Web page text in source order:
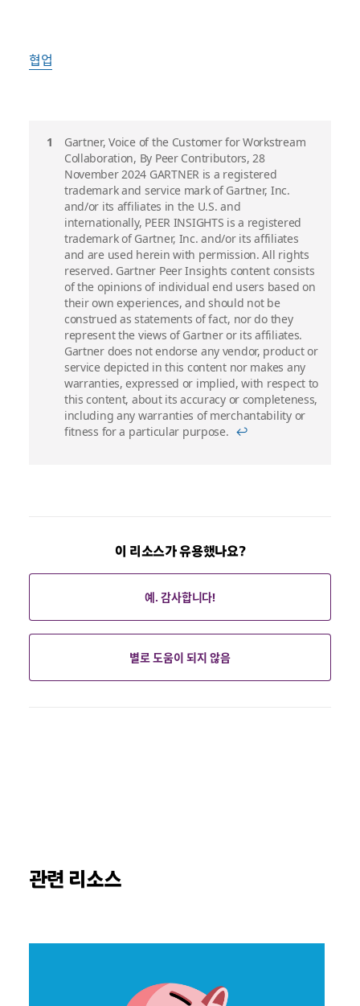
협업
각
Gartner, Voice of the Customer for Workstream
Collaboration, By Peer Contributors, 28
November 2024 GARTNER is a registered
trademark and service mark of Gartner, Inc.
and/or its affiliates in the U.S. and
internationally, PEER INSIGHTS is a registered
trademark of Gartner, Inc. and/or its affiliates
and are used herein with permission. All rights
reserved. Gartner Peer Insights content consists
of the opinions of individual end users based on
their own experiences, and should not be
construed as statements of fact, nor do they
represent the views of Gartner or its affiliates.
Gartner does not endorse any vendor, product or
service depicted in this content nor makes any
warranties, expressed or implied, with respect to
this content, about its accuracy or completeness,
including any warranties of merchantability or
fitness for a particular purpose. ↩
이 리소스가 유용했나요?
예. 감사합니다!
별로 도움이 되지 않음
관련 리소스